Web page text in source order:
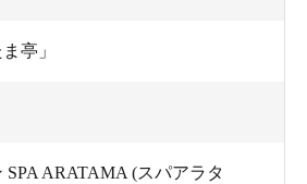
亭」
SPA ARATAMA (スパアラタ